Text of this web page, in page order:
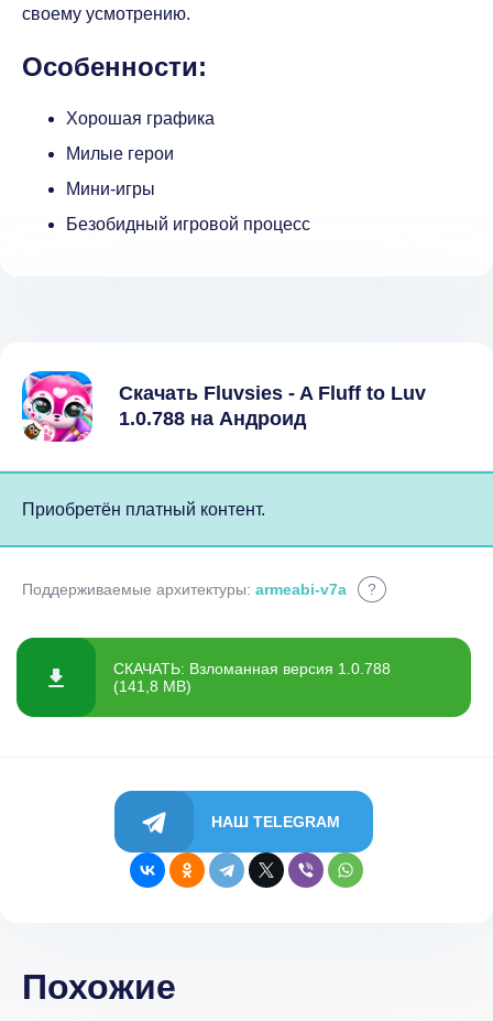
своему усмотрению.
Особенности:
Хорошая графика
Милые герои
Мини-игры
Безобидный игровой процесс
Скачать Fluvsies - A Fluff to Luv
1.0.788 на Андроид
Приобретён платный контент.
Поддерживаемые архитектуры: armeabi-v7a ?
СКАЧАТЬ: Взломанная версия 1.0.788
(141,8 MB)
НАШ TELEGRAM
Похожие